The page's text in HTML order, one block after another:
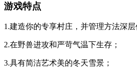
游戏特点
1.建造你的专享村庄，并管理方法深层
2.在野兽进攻和严苛气温下生存；
3.具有简洁艺术美的冬天雪景；